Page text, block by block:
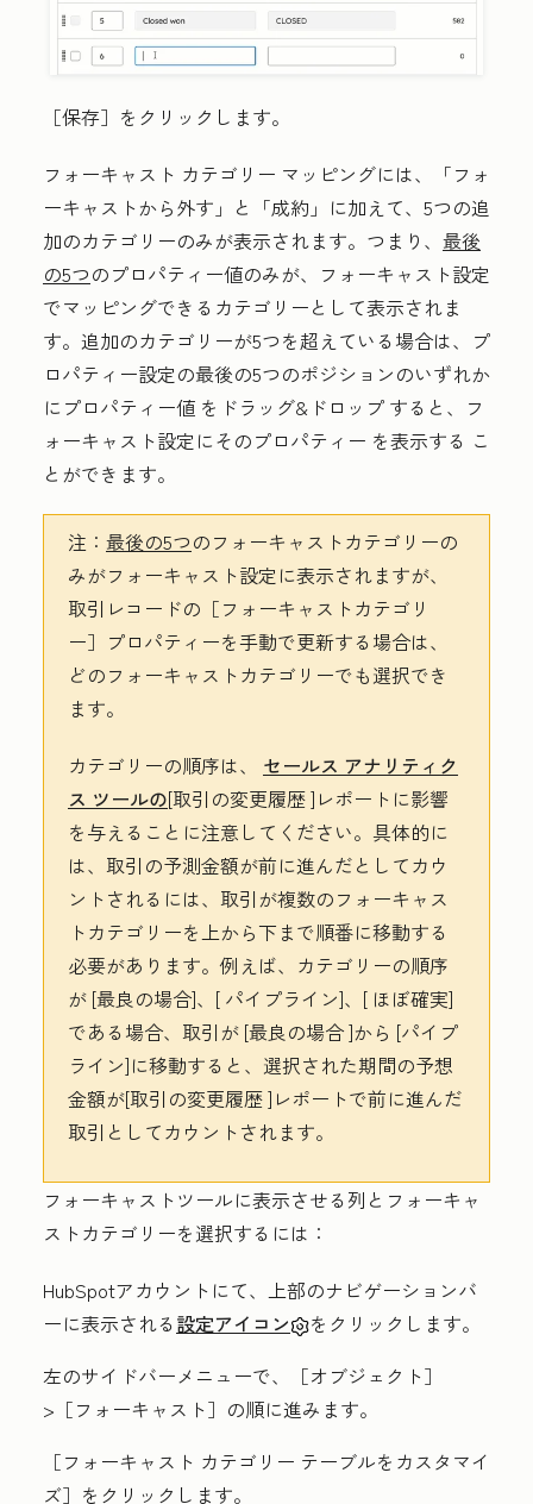
［保存］ をクリックします。
フォーキャスト カテゴリー マッピングには、「フォ
ーキャストから外す 」と「成約 」に加えて、5つの追
加のカテゴリーのみが表示されます。つまり、 最後
の5つのプロパティー値のみが、フォーキャスト設定
でマッピングできるカテゴリーとして表示されま
す。追加のカテゴリーが5つを超えている場合は、プ
ロパティー設定の最後の5つのポジションのいずれか
にプロパティー値 をドラッグ&ドロップ すると、フ
ォーキャスト設定にそのプロパティー を表示する こ
とができます。
注： 最後の5つのフォーキャストカテゴリーの
みがフォーキャスト設定に表示されますが、
取引レコードの［フォーキャストカテゴリ
ー］ プロパティーを手動で更新する場合は、
どのフォーキャストカテゴリーでも選択でき
ます。
カテゴリーの順序は、 セールス アナリティク
ス ツールの[取引の変更履歴]レポートに影響
を与えることに注意してください。具体的に
は、取引の予測金額が前に進んだとしてカウ
ントされるには、取引が複数のフォーキャス
トカテゴリーを上から下まで順番に移動する
必要があります。例えば、カテゴリーの順序
が [最良の場合]、[ パイプライン]、[ ほぼ確実]
である場合、取引が [最良の場合]から [パイプ
ライン]に移動すると、選択された期間の予想
金額が[取引の変更履歴]レポートで前に進んだ
取引としてカウントされます。
フォーキャストツールに表示させる列とフォーキャ
ストカテゴリーを選択するには：
HubSpotアカウントにて、上部のナビゲーションバ
ーに表示される設定アイコン
をクリックします。
左のサイドバーメニューで、［オブジェクト］
>［フォーキャスト］ の順に進みます。
［フォーキャスト カテゴリー テーブルをカスタマイ
ズ］ をクリックします。